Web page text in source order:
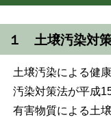
１ 土壌汚染対
土壌汚染による健
汚染対策法が平成
有害物質による土